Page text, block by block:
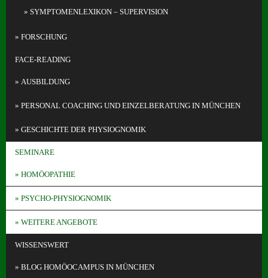
SYMPTOMENLEXIKON – SUPERVISION
FORSCHUNG
FACE-READING
AUSBILDUNG
PERSONAL COACHING UND EINZELBERATUNG IN MÜNCHEN
GESCHICHTE DER PHYSIOGNOMIK
SEMINARE
HOMÖOPATHIE
PSYCHO-PHYSIOGNOMIK
WEITERE ANGEBOTE
WISSENSWERT
BLOG HOMÖOCAMPUS IN MÜNCHEN